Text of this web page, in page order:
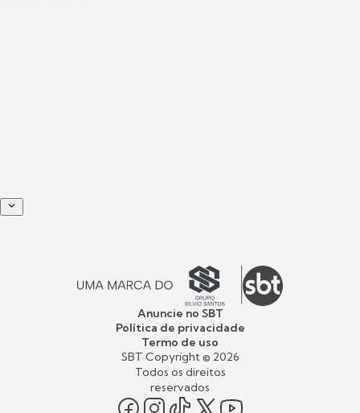
Anuncie no SBT
Política de privacidade
Termo de uso
SBT Copyright © 2026
Todos os direitos
reservados